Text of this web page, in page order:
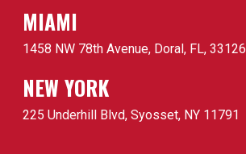
MIAMI
1458 NW 78th Avenue, Doral, FL, 33126
NEW YORK
225 Underhill Blvd, Syosset, NY 11791